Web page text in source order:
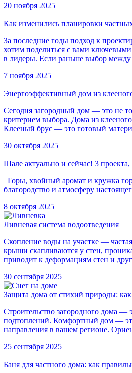
20 ноября 2025
Как изменились планировки
За последние годы подход к
хотим поделиться с вами
в лидеры. Если раньше выбор
7 ноября 2025
Энергоэффективный дом из
Сегодня загородный дом — это не
критерием выбора. Дома из
Клееный брус — это готовый
30 октября 2025
Шале актуально и сейчас! 3
Горы, хвойный аромат и кружка
благородство и атмосферу
8 октября 2025
Ливневая система водоотведения
Скопление воды на участке —
крыши скапливаются у стен,
приводит к деформациям стен и
30 сентября 2025
Защита дома от стихий природы: как
Строительство загородного дома —
подтоплений. Комфортный дом —
направления в вашем регионе.
25 сентября 2025
Баня для частного дома: как